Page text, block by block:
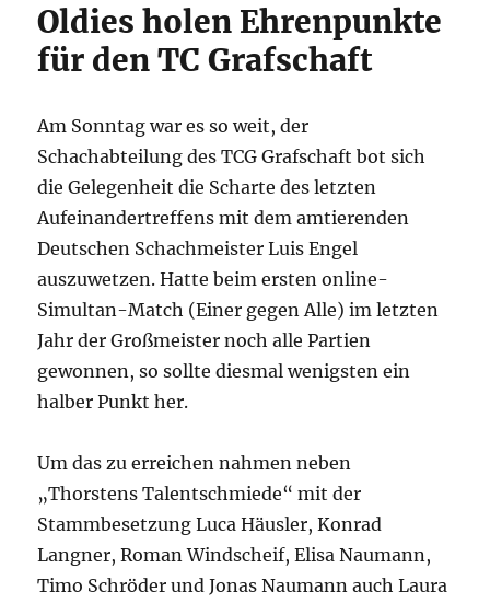
Oldies holen Ehrenpunkte
für den TC Grafschaft
Am Sonntag war es so weit, der
Schachabteilung des TCG Grafschaft bot sich
die Gelegenheit die Scharte des letzten
Aufeinandertreffens mit dem amtierenden
Deutschen Schachmeister Luis Engel
auszuwetzen. Hatte beim ersten online-
Simultan-Match (Einer gegen Alle) im letzten
Jahr der Großmeister noch alle Partien
gewonnen, so sollte diesmal wenigsten ein
halber Punkt her.
Um das zu erreichen nahmen neben
„Thorstens Talentschmiede“ mit der
Stammbesetzung Luca Häusler, Konrad
Langner, Roman Windscheif, Elisa Naumann,
Timo Schröder und Jonas Naumann auch Laura